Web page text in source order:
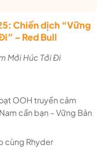
Chiến dịch “Vững
– Red Bull
Mới Húc Tới Đi
OOH truyền cảm
cần bạn – Vững Bản
cùng Rhyder